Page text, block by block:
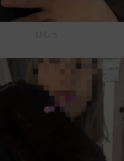
ひしっ